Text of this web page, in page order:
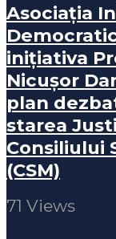
Asociația
inițiativa
Nicușor
plan
starea
Consiliului
(CSM)
71 Views